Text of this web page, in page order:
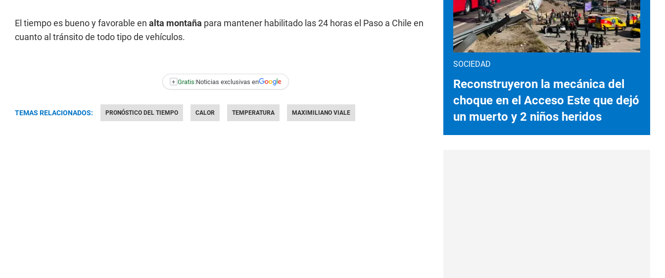
El tiempo es bueno y favorable en alta montaña para mantener habilitado las 24 horas el Paso a Chile en
cuanto al tránsito de todo tipo de vehículos.
+ Gratis:Noticias exclusivas en
TEMAS RELACIONADOS: PRONÓSTICO DEL TIEMPO CALOR TEMPERATURA MAXIMILIANO VIALE
SOCIEDAD
Reconstruyeron la mecánica del
choque en el Acceso Este que dejó
un muerto y 2 niños heridos